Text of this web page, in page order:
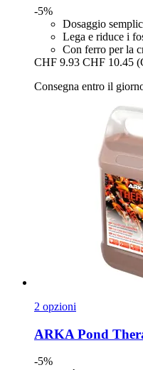
-5%
Dosaggio
Lega e riduce i
Con ferro per la
CHF 9.93 CHF 10.45
Consegna entro il
2 opzioni
ARKA Pond
-5%